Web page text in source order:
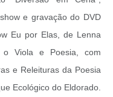
e gravação do DVD
Eu por Elas, de Lenna
o Viola e Poesia, com
e Releituras da Poesia
Ecológico do Eldorado.